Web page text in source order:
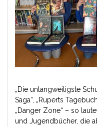
„Die unlangweiligste
Saga“, „Ruperts
„Danger Zone“ – so
und Jugendbücher, die